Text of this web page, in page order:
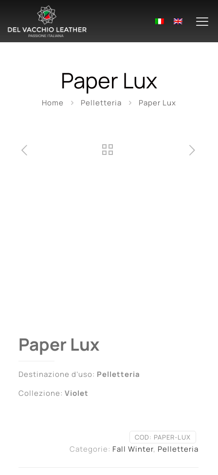
Paper Lux
Home Pelletteria Paper Lux
Paper Lux
Destinazione d’uso: Pelletteria
Collezione: Violet
COD: PAPER-LUX
Categorie: Fall Winter, Pelletteria